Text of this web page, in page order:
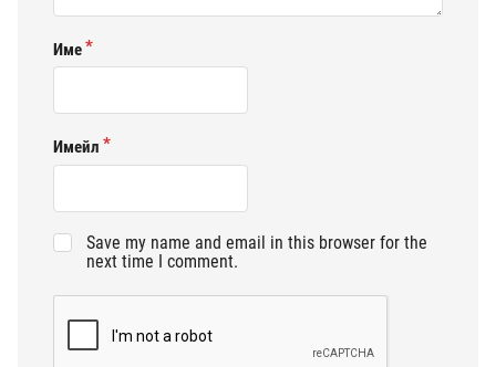
Име
Имейл
Save my name and email in this browser for the
next time I comment.